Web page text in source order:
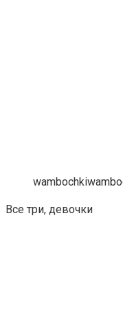
Все три, девочки